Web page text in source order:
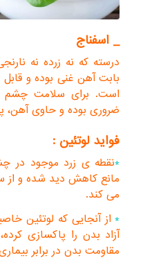
_ اسفناج
درسته که نه زرده نه
بابت آهن غنی بوده و
است. برای سلامت چشم
ضروری بوده و حاوی آهن،
فواید لوتئین :
*نقطه ی زرد موجود در
مانع کاهش دید شده و از
می کند.
*از آنجایی که لوتئین
آزاد بدن را پاکسازی
مقاومت بدن در برابر